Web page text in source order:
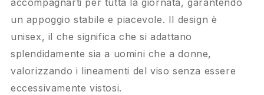
accompagnarti per tutta la giornata, garantendo
un appoggio stabile e piacevole. Il design è
unisex, il che significa che si adattano
splendidamente sia a uomini che a donne,
valorizzando i lineamenti del viso senza essere
eccessivamente vistosi.